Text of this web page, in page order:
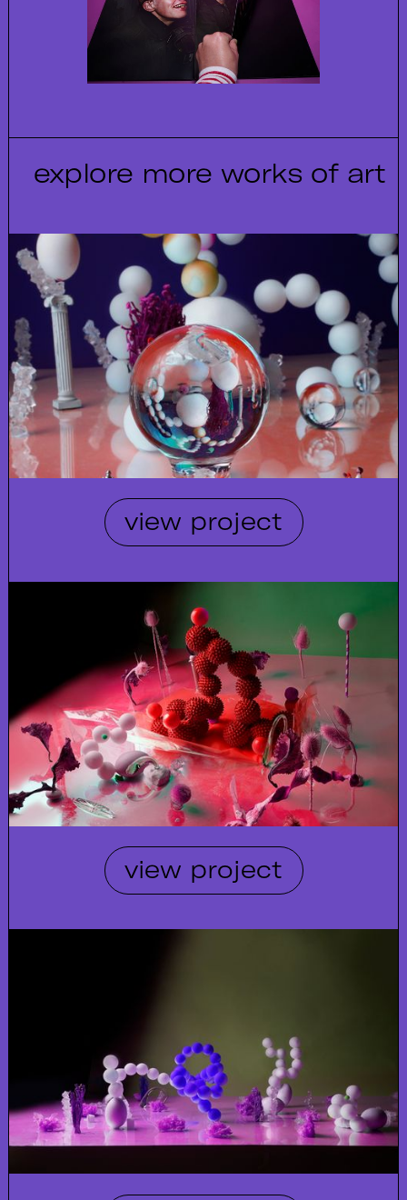
explore more works of art
view project
view project